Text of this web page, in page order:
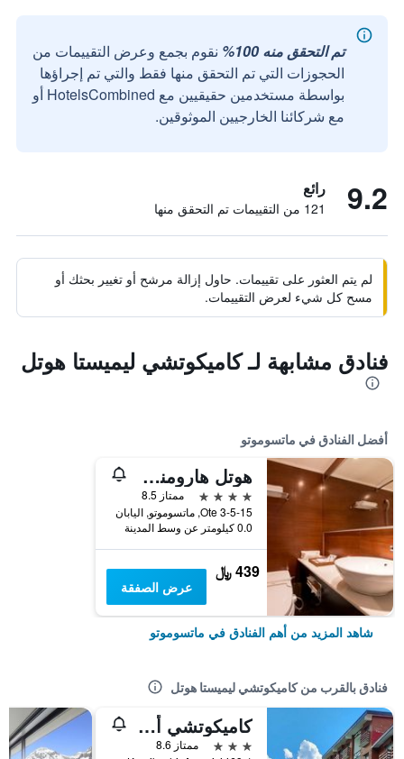
تم التحقق منه 100%
نقوم بجمع وعرض التقييمات من
الحجوزات التي تم التحقق منها فقط والتي تم إجراؤها
بواسطة مستخدمين حقيقيين مع HotelsCombined أو
مع شركائنا الخارجيين الموثوقين.
9.2 رائع
121 من التقييمات تم التحقق منها
لم يتم العثور على تقييمات. حاول إزالة مرشح أو تغيير بحثك أو
مسح كل شيء لعرض التقييمات.
فنادق مشابهة لـ كاميكوتشي ليميستا هوتل
أفضل الفنادق في ماتسوموتو
هوتل هارومني بين
4 نجوم
ممتاز 8.5
3-5-15 Ote, ماتسوموتو, اليابان
0.0 كيلومتر عن وسط المدينة
439 ﷼
عرض الصفقة
شاهد المزيد من أهم الفنادق في ماتسوموتو
فنادق بالقرب من كاميكوتشي ليميستا هوتل
كاميكوتشي أونسين هوتل
3 نجوم
ممتاز 8.6